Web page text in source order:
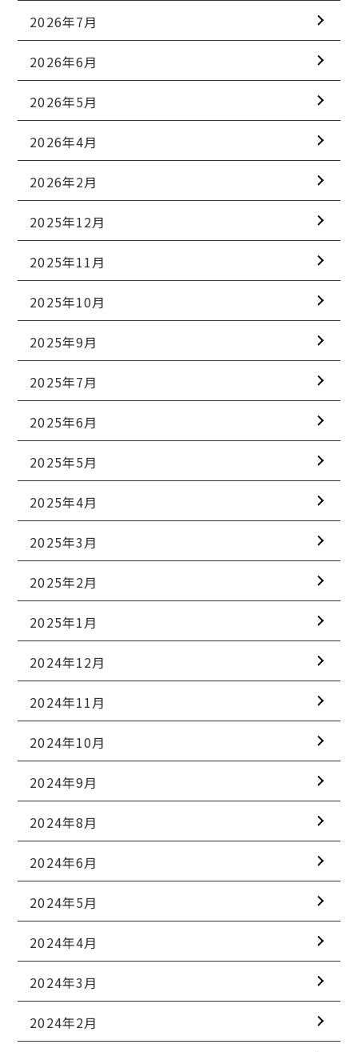
2026年7月
2026年6月
2026年5月
2026年4月
2026年2月
2025年12月
2025年11月
2025年10月
2025年9月
2025年7月
2025年6月
2025年5月
2025年4月
2025年3月
2025年2月
2025年1月
2024年12月
2024年11月
2024年10月
2024年9月
2024年8月
2024年6月
2024年5月
2024年4月
2024年3月
2024年2月